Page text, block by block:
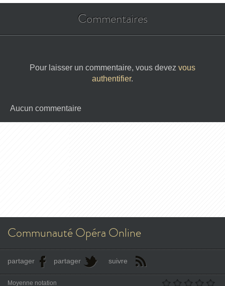
Commentaires
Pour laisser un commentaire, vous devez vous
authentifier.
Aucun commentaire
Communauté Opéra Online
partager partager suivre
Moyenne notation